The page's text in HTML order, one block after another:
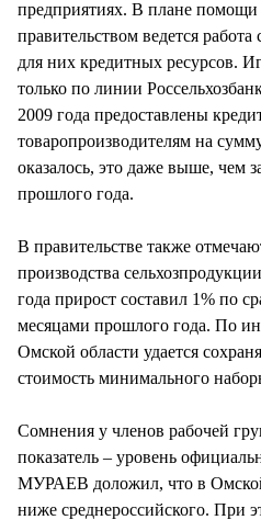
предприятиях. В плане помощи
правительством ведется
для них кредитных ресурсов.
только по линии
2009 года предоставлены
товаропроизводителям на
оказалось, это даже выше, чем
прошлого года.
В правительстве также
производства
года прирост составил 1% по
месяцами прошлого года. По
Омской области удается
стоимость минимального
Сомнения у членов рабочей
показатель – уровень
МУРАЕВ доложил, что в Омской
ниже среднероссийского. При